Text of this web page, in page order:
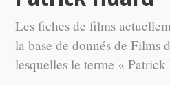
Les fiches de films
la base de donnés de Films
lesquelles le terme «